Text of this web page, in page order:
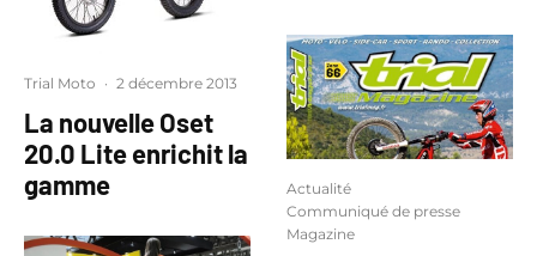
Trial Moto · 2 décembre 2013
La nouvelle Oset
20.0 Lite enrichit la
gamme
Actualité
Communiqué de presse
Magazine